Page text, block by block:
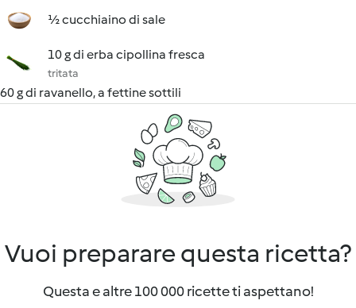
½ cucchiaino di sale
10 g di erba cipollina fresca
tritata
60 g di ravanello, a fettine sottili
Vuoi preparare questa ricetta?
Questa e altre 100 000 ricette ti aspettano!